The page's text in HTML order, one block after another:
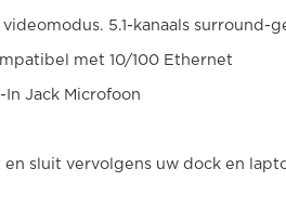
5.1-kanaals surround-
met 10/100 Ethernet
Jack Microfoon
sluit vervolgens uw dock en